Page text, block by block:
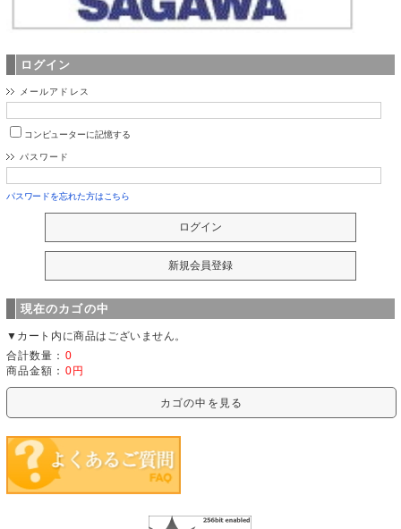
ログイン
メールアドレス
コンピューターに記憶する
パスワード
パスワードを忘れた方はこちら
現在のカゴの中
▼カート内に商品はございません。
合計数量： 0
商品金額： 0円
カゴの中を見る